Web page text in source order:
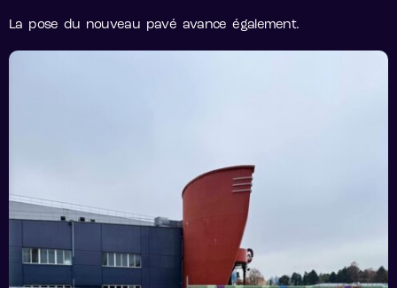
La pose du nouveau pavé avance également.